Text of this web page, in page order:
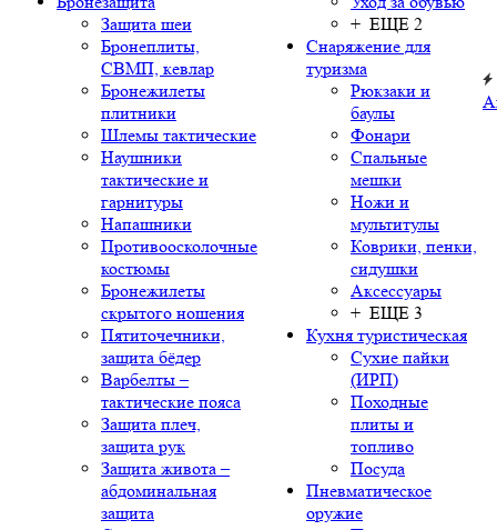
Защита шеи
Бронеплиты,
СВМП, кевлар
Бронежилеты
плитники
Шлемы тактические
Наушники
тактические и
гарнитуры
Напашники
Противоосколочные
костюмы
Бронежилеты
скрытого ношения
Пятиточечники,
защита бёдер
Варбелты –
тактические пояса
Защита плеч,
защита рук
Защита живота –
абдоминальная
защита
+ ЕЩЕ 2
Снаряжение для
туризма
Рюкзаки и
баулы
Фонари
Спальные
мешки
Ножи и
мультитулы
Коврики, пенки,
сидушки
Аксессуары
+ ЕЩЕ 3
Кухня туристическая
Сухие пайки
(ИРП)
Походные
плиты и
топливо
Посуда
Пневматическое
оружие